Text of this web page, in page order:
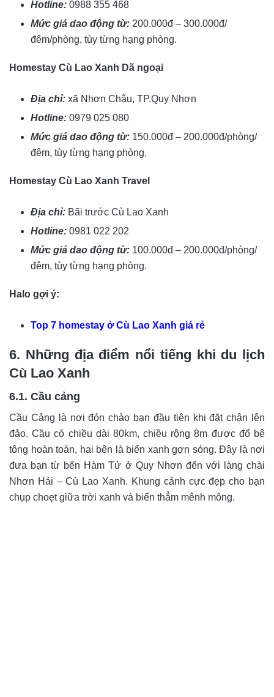
Hotline: 0988 355 468
Mức giá dao động từ: 200.000đ – 300.000đ/
đêm/phòng, tùy từng hạng phòng.
Homestay Cù Lao Xanh Dã ngoại
Địa chỉ: xã Nhơn Châu, TP.Quy Nhơn
Hotline: 0979 025 080
Mức giá dao động từ: 150.000đ – 200.000đ/phòng/
đêm, tùy từng hạng phòng.
Homestay Cù Lao Xanh Travel
Địa chỉ: Bãi trước Cù Lao Xanh
Hotline: 0981 022 202
Mức giá dao động từ: 100.000đ – 200.000đ/phòng/
đêm, tùy từng hạng phòng.
Halo gợi ý:
Top 7 homestay ở Cù Lao Xanh giá rẻ
6. Những địa điểm nổi tiếng khi du lịch
Cù Lao Xanh
6.1. Cầu cảng
Cầu Cảng là nơi đón chào bạn đầu tiên khi đặt chân lên
đảo. Cầu có chiều dài 80km, chiều rộng 8m được đổ bê
tông hoàn toàn, hai bên là biển xanh gợn sóng. Đây là nơi
đưa bạn từ bến Hàm Tử ở Quy Nhơn đến với làng chài
Nhơn Hải – Cù Lao Xanh. Khung cảnh cực đẹp cho bạn
chụp choẹt giữa trời xanh và biển thẳm mênh mông.